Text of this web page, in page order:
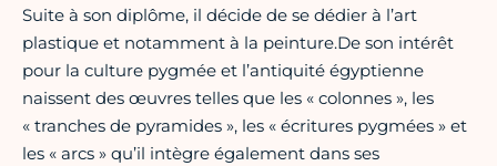
Suite à son diplôme, il décide de se dédier à l’art
plastique et notamment à la peinture.De son intérêt
pour la culture pygmée et l’antiquité égyptienne
naissent des œuvres telles que les « colonnes », les
« tranches de pyramides », les « écritures pygmées » et
les « arcs » qu’il intègre également dans ses